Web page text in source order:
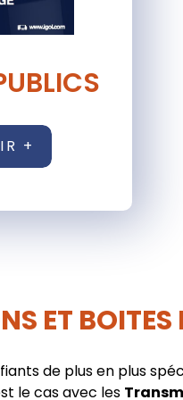
+
ET BOITES
de plus en plus
le cas avec les